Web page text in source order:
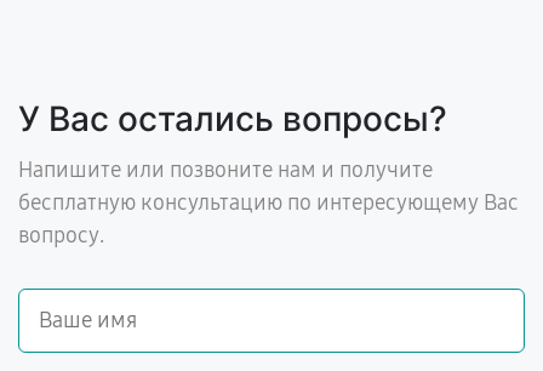
У Вас остались вопросы?
Напишите или позвоните нам и получите
бесплатную консультацию по интересующему Вас
вопросу.